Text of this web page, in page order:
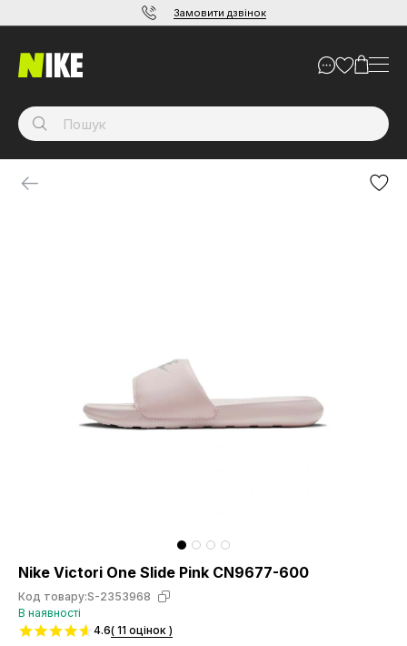
Замовити дзвінок
Nike Victori One Slide Pink CN9677-600
Код товару:S-2353968
В наявності
4.6( 11 оцінок )